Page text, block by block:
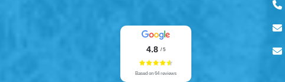
4.8 / 5
Based on 64 reviews